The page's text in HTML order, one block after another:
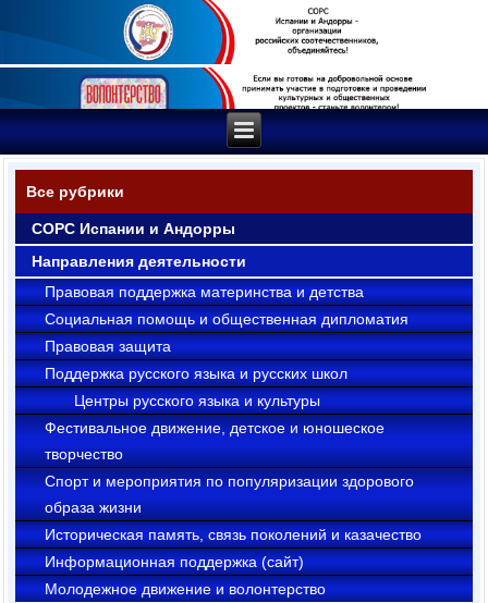
Все рубрики
СОРС Испании и Андорры
Направления деятельности
Правовая поддержка материнства и детства
Социальная помощь и общественная дипломатия
Правовая защита
Поддержка русского языка и русских школ
Центры русского языка и культуры
Фестивальное движение, детское и юношеское
творчество
Cпорт и мероприятия по популяризации здорового
образа жизни
Историческая память, связь поколений и казачество
Информационная поддержка (сайт)
Молодежное движение и волонтерство